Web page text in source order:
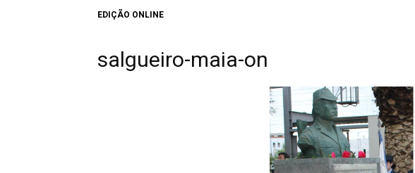
EDIÇÃO ONLINE
salgueiro-maia-on